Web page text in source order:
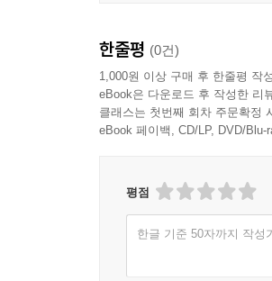
식탁은 세계의 축소판이다.
한줄평 (0건)
1,000원 이상 구매 후 한줄평 작
eBook은 다운로드 후 작성한 리
클래스는 첫번째 회차 주문확정
eBook 페이백, CD/LP, DVD/
평점
한글 기준 50자까지 작성